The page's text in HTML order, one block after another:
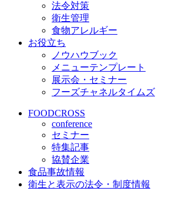
法令対策
衛生管理
食物アレルギー
お役立ち
ノウハウブック
メニューテンプレート
展示会・セミナー
フーズチャネルタイムズ
FOODCROSS
conference
セミナー
特集記事
協賛企業
食品事故情報
衛生と表示の法令・制度情報